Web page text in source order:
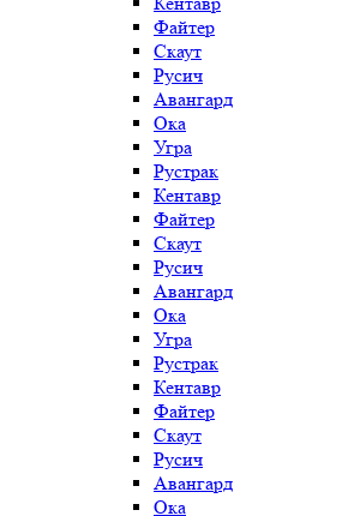
Файтер
Скаут
Русич
Авангард
Ока
Угра
Рустрак
Кентавр
Файтер
Скаут
Русич
Авангард
Ока
Угра
Рустрак
Кентавр
Файтер
Скаут
Русич
Авангард
Ока